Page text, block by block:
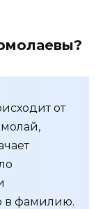
от
в фамилию.